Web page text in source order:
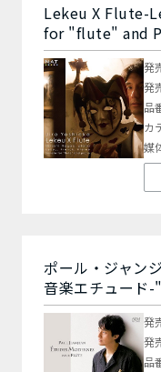
Lekeu X Flute-
for "flute" and
発
発
品
カ
媒
ポール・ジャン
音楽エチュード
発
発
品